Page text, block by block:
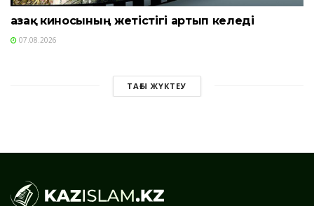
Қазақ киносының жетістігі артып келеді
07.08.2026
ТАҒЫ ЖҮКТЕУ